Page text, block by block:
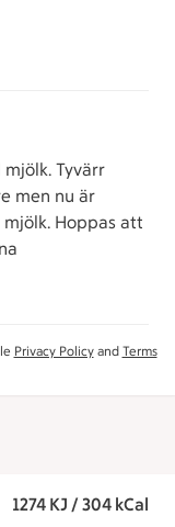
mjölk. Tyvärr
men nu är
Hoppas att
Privacy Policyand Terms
1274 KJ / 304 kCal